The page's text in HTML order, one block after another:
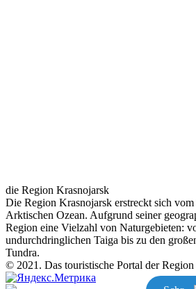
die Region Krasnojarsk
Die Region Krasnojarsk erstreckt sich
Arktischen Ozean. Aufgrund seiner
Region eine Vielzahl von Naturgebieten:
undurchdringlichen Taiga bis zu den
Tundra.
© 2021. Das touristische Portal der